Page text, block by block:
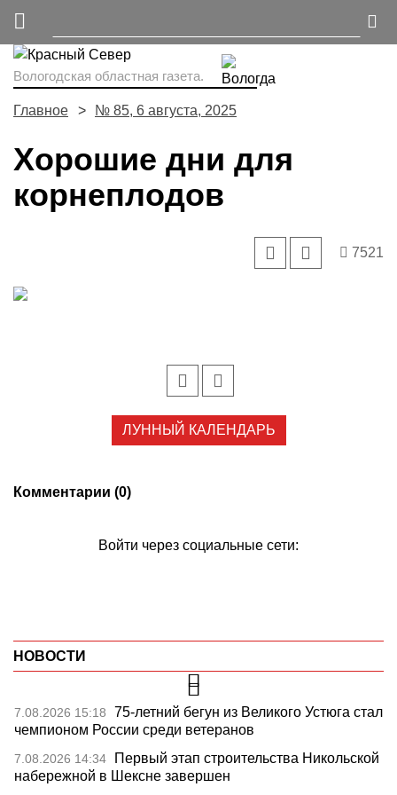
Вологодская областная газета.
Главное № 85, 6 августа, 2025
Хорошие дни для
корнеплодов
7521
ЛУННЫЙ КАЛЕНДАРЬ
Комментарии (0)
Войти через социальные сети:
НОВОСТИ
7.08.2026 15:18
75-летний бегун из Великого Устюга стал
чемпионом России среди ветеранов
7.08.2026 14:34
Первый этап строительства Никольской
набережной в Шексне завершен